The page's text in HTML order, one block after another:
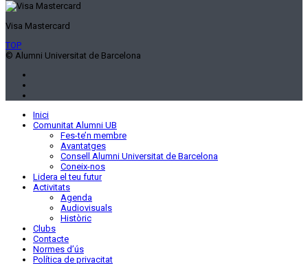
Visa Mastercard
TOP
© Alumni Universitat de Barcelona
Inici
Comunitat Alumni UB
Fes-te’n membre
Avantatges
Consell Alumni Universitat de Barcelona
Coneix-nos
Lidera el teu futur
Activitats
Agenda
Audiovisuals
Històric
Clubs
Contacte
Normes d’ús
Política de privacitat